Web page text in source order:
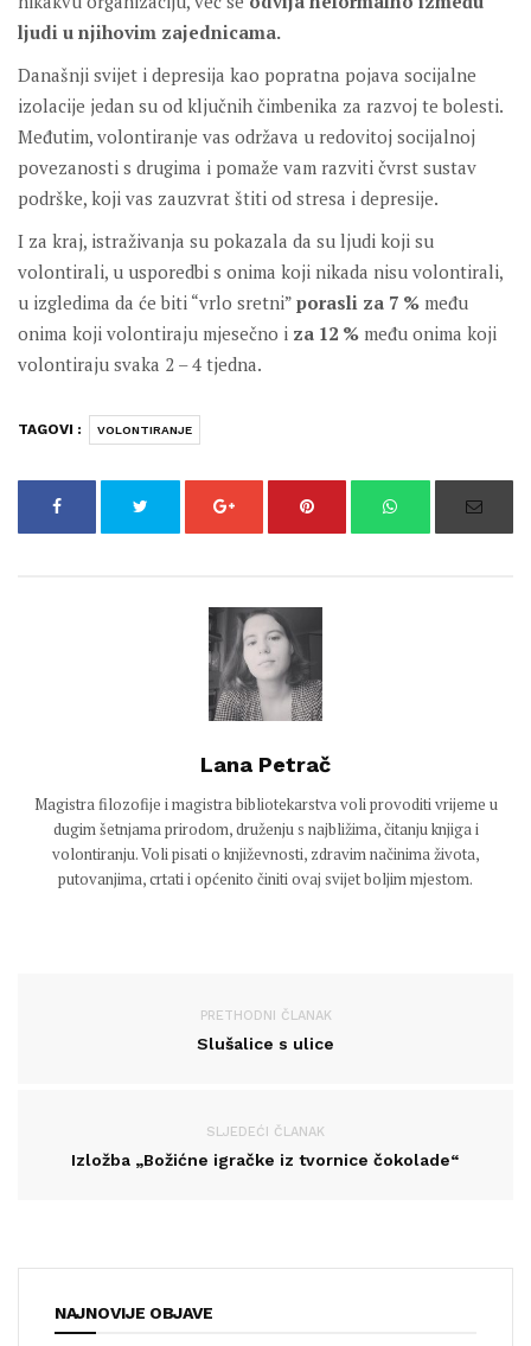
ljudi u njihovim zajednicama.
Današnji svijet i depresija kao popratna pojava socijalne
izolacije jedan su od ključnih čimbenika za razvoj te bolesti.
Međutim, volontiranje vas održava u redovitoj socijalnoj
povezanosti s drugima i pomaže vam razviti čvrst sustav
podrške, koji vas zauzvrat štiti od stresa i depresije.
I za kraj, istraživanja su pokazala da su ljudi koji su
volontirali, u usporedbi s onima koji nikada nisu volontirali,
u izgledima da će biti “vrlo sretni” porasli za 7 % među
onima koji volontiraju mjesečno i za 12 % među onima koji
volontiraju svaka 2 – 4 tjedna.
TAGOVI : VOLONTIRANJE
Lana Petrač
Magistra filozofije i magistra bibliotekarstva voli provoditi vrijeme u
dugim šetnjama prirodom, druženju s najbližima, čitanju knjiga i
volontiranju. Voli pisati o književnosti, zdravim načinima života,
putovanjima, crtati i općenito činiti ovaj svijet boljim mjestom.
PRETHODNI ČLANAK
Slušalice s ulice
SLJEDEĆI ČLANAK
Izložba „Božićne igračke iz tvornice čokolade“
NAJNOVIJE OBJAVE